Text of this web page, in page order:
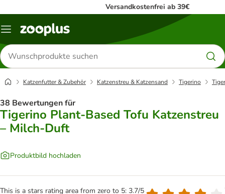
Versandkostenfrei ab 39€
Menü
Produkte
suchen
Katzenfutter & Zubehör Katzenstreu & Katzensand Tigerino
38 Bewertungen für
Tigerino Plant-Based Tofu Katzenstreu
– Milch-Duft
Produktbild hochladen
This is a stars rating area from zero to 5: 3.7/5